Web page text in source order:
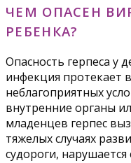
ЧЕМ ОПАСЕН
РЕБЕНКА?
Опасность герпеса у
инфекция протекает
неблагоприятных
внутренние органы
младенцев герпес
тяжелых случаях
судороги, нарушается